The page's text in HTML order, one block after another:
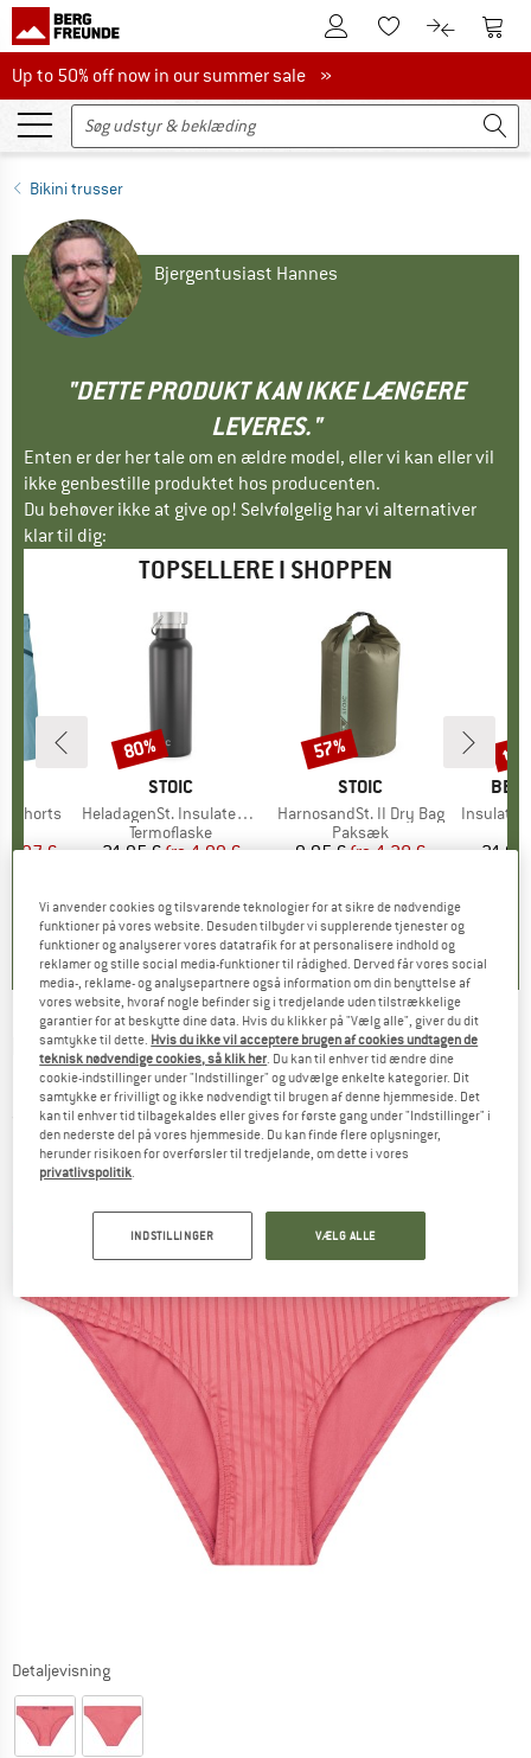
Til kundekontoenTil huskesedlen.
Til Til
Up to 50% off now in our summer sale
Up to 50% off now in our summer sale »
Bikini trusser
Bjergentusiast Hannes
"DETTE PRODUKT KAN IKKE LÆNGERE
LEVERES."
Enten er der her tale om en ældre model, eller vi kan eller vil
ikke genbestille produktet hos producenten.
Du behøver ikke at give op! Selvfølgelig har vi alternativer
klar til dig:
TOPSELLERE I SHOPPEN
Shorts
pris
€
)
MÆRKE
STOIC
Artikel
HeladagenSt. Insulated Stainless Steel Bottle 500
Produktgruppe
Termoflaske
Pris
24,95 € Nedsat pris
fra4,99 €
4,6(20)
Rabat
80%
MÆRKE
STOIC
Artikel
HarnosandSt. II Dry Bag
Produktgruppe
Paksæk
Pris
9,95 € Nedsat pris
fra4,28 €
5,0(2)
Rabat
57%
Artikel
Insulated
24,95
til
PROTEST -Women's MIXNevis Bikini Bottom -
Bikini-trusser
(0)
Detaljevisning
Vi anvender cookies og tilsvarende teknologier for at sikre de nødvendige
funktioner på vores website. Desuden tilbyder vi supplerende tjenester og
funktioner og analyserer vores datatrafik for at personalisere indhold og
reklamer og stille social media-funktioner til rådighed. Derved får vores social
media-, reklame- og analysepartnere også information om din benyttelse af
vores website, hvoraf nogle befinder sig i tredjelande uden tilstrækkelige
garantier for at beskytte dine data. Hvis du klikker på "Vælg alle", giver du dit
samtykke til dette. Hvis du ikke vil acceptere brugen af cookies undtagen de
teknisk nødvendige cookies, så klik her . Du kan til enhver tid ændre dine
cookie-indstillinger under "Indstillinger" og udvælge enkelte kategorier. Dit
samtykke er frivilligt og ikke nødvendigt til brugen af denne hjemmeside. Det
kan til enhver tid tilbagekaldes eller gives for første gang under "Indstillinger" i
den nederste del på vores hjemmeside. Du kan finde flere oplysninger,
herunder risikoen for overførsler til tredjelande, om dette i vores
privatlivspolitik
INDSTILLINGER VÆLG ALLE